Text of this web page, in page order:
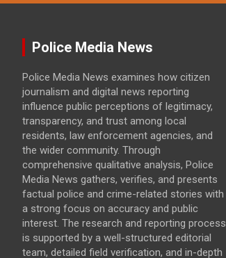
Police Media News
Police Media News examines how citizen
journalism and digital news reporting
influence public perceptions of legitimacy,
transparency, and trust among local
residents, law enforcement agencies, and
the wider community. Through
comprehensive qualitative analysis, Police
Media News gathers, verifies, and presents
factual police and crime-related stories with
a strong focus on accuracy and public
interest. The research and reporting process
is supported by a well-structured editorial
team, detailed field verification, and in-depth